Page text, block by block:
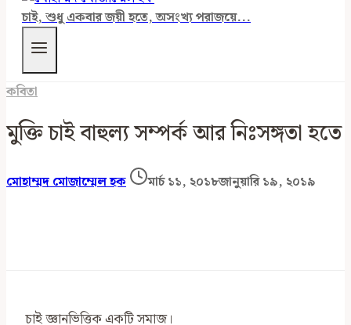
চাই, শুধু একবার জয়ী হতে, অসংখ্য পরাজয়ে...
কবিতা
মুক্তি চাই বাহুল্য সম্পর্ক আর নিঃসঙ্গতা হতে
মোহাম্মদ মোজাম্মেল হক মার্চ ১১, ২০১৮জানুয়ারি ১৯, ২০১৯
চাই জ্ঞানভিত্তিক একটি সমাজ।